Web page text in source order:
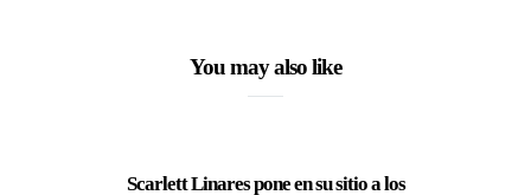
You may also like
Scarlett Linares pone en su sitio a los